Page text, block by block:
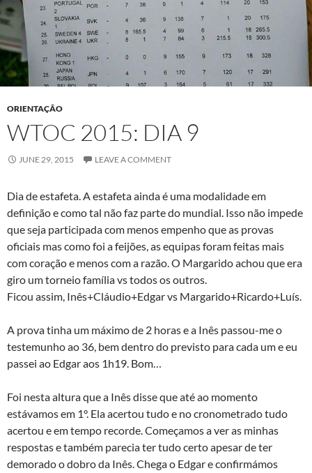
ORIENTAÇÃO
WTOC 2015: DIA 9
JUNE 29, 2015 LEAVE A COMMENT
Dia de estafeta. A estafeta ainda é uma modalidade em
definição e como tal não faz parte do mundial. Isso não impede
que seja participada com menos empenho que as provas
oficiais mas como foi a feijões, as equipas foram feitas mais
com coração e menos com a razão. O Margarido achou que era
giro um torneio família vs todos os outros.
Ficou assim, Inês+Cláudio+Edgar vs Margarido+Ricardo+Luís.
A prova tinha um máximo de 2 horas e a Inês passou-me o
testemunho ao 36, bem dentro do previsto para cada um e eu
passei ao Edgar aos 1h19. Bom…
Foi nesta altura que a Inês disse que até ao momento
estávamos em 1°. Ela acertou tudo e no cronometrado tudo
acertou e em tempo recorde. Começamos a ver as minhas
respostas e também parecia ter tudo certo apesar de ter
demorado o dobro da Inês. Chega o Edgar e confirmámos